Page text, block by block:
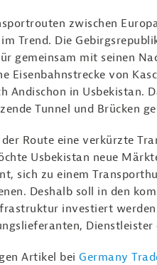
zwischen
Trend. Die
gemeinsam mit seinen
Eisenbahnstrecke von
Andischon in Usbekistan.
Tunnel und Brücken
Route eine verkürzte
Usbekistan neue
sich zu einem
Deshalb soll in den
investiert
Artikel bei Germany